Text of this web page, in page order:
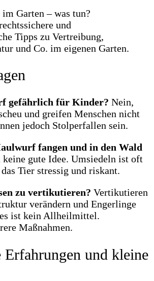
gefährlich für Kinder? Nein,
und greifen Menschen nicht
jedoch Stolperfallen sein.
fangen und in den Wald
keine gute Idee. Umsiedeln ist oft
Tier stressig und riskant.
zu vertikutieren? Vertikutieren
verändern und Engerlinge
ist kein Allheilmittel.
Maßnahmen.
Erfahrungen und kleine